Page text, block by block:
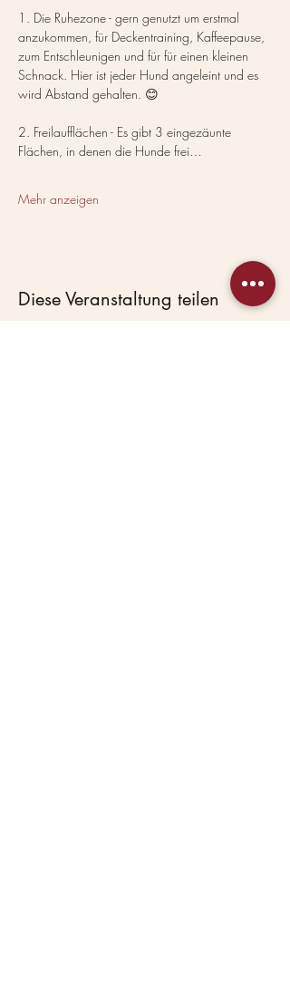
1. Die Ruhezone - gern genutzt um erstmal
anzukommen, für Deckentraining, Kaffeepause,
zum Entschleunigen und für für einen kleinen
Schnack. Hier ist jeder Hund angeleint und es
wird Abstand gehalten. 😊
2. Freilaufflächen - Es gibt 3 eingezäunte
Flächen, in denen die Hunde frei…
Mehr anzeigen
Diese Veranstaltung teilen